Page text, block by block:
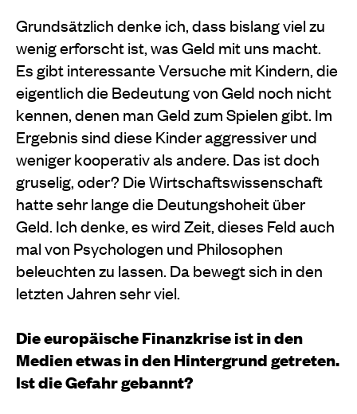
Grundsätzlich denke ich, dass bislang viel zu
wenig erforscht ist, was Geld mit uns macht.
Es gibt interessante Versuche mit Kindern, die
eigentlich die Bedeutung von Geld noch nicht
kennen, denen man Geld zum Spielen gibt. Im
Ergebnis sind diese Kinder aggressiver und
weniger kooperativ als andere. Das ist doch
gruselig, oder? Die Wirtschaftswissenschaft
hatte sehr lange die Deutungshoheit über
Geld. Ich denke, es wird Zeit, dieses Feld auch
mal von Psychologen und Philosophen
beleuchten zu lassen. Da bewegt sich in den
letzten Jahren sehr viel.
Die europäische Finanzkrise ist in den
Medien etwas in den Hintergrund getreten.
Ist die Gefahr gebannt?